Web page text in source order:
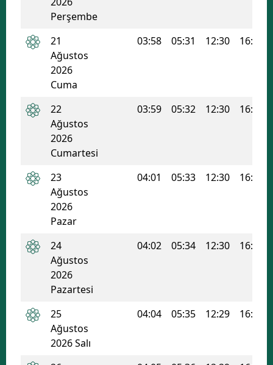
Perşembe
21
Ağustos
2026
Cuma
03:58 05:31 12:30 16:16
22
Ağustos
2026
Cumartesi
03:59 05:32 12:30 16:16
23
Ağustos
2026
Pazar
04:01 05:33 12:30 16:15
24
Ağustos
2026
Pazartesi
04:02 05:34 12:30 16:14
25
Ağustos
2026 Salı
04:04 05:35 12:29 16:13